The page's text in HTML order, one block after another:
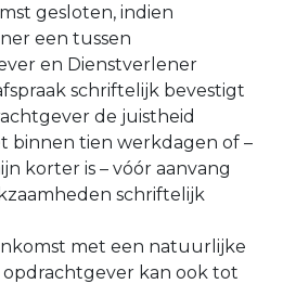
gesloten, indien
een tussen
en Dienstverlener
schriftelijk bevestigt
de juistheid
binnen tien werkdagen of –
korter is – vóór aanvang
schriftelijk
met een natuurlijke
opdrachtgever kan ook tot